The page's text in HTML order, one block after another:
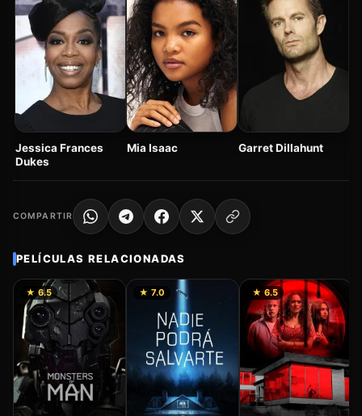
Jessica Frances
Dukes
Mia Isaac Garret Dillahunt
COMPARTIR
PELÍCULAS RELACIONADAS
★ 6.5 ★ 7.0 ★ 6.5